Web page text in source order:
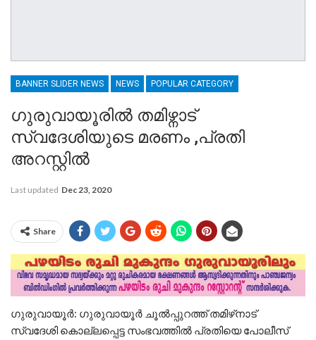
BANNER SLIDER NEWS NEWS POPULAR CATEGORY
ഗുരുവായൂരിൽ തമിഴ്നാട്
സ്വദേശിയുടെ മരണം ,പ്രതി
അറസ്റ്റിൽ
Last updated Dec 23, 2020
Share
ഗുരുവായൂര്‍: ഗുരുവായൂര്‍ ചൂല്‍പ്പുറത്ത് തമിഴ്‌നാട്
സ്വദേശി കൊല്ലപ്പെട്ട സംഭവത്തില്‍ പ്രതിയെ പോലീസ്